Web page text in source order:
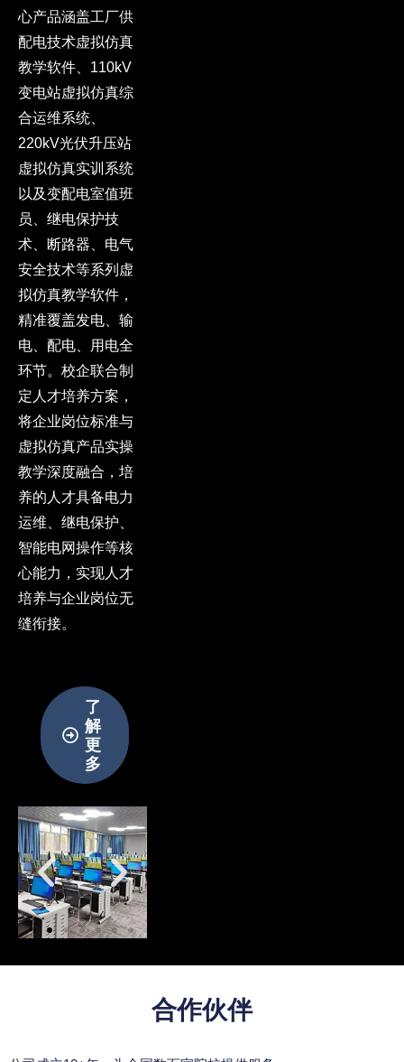
心产品涵盖工厂供
配电技术虚拟仿真
教学软件、110kV
变电站虚拟仿真综
合运维系统、
220kV光伏升压站
虚拟仿真实训系统
以及变配电室值班
员、继电保护技
术、断路器、电气
安全技术等系列虚
拟仿真教学软件，
精准覆盖发电、输
电、配电、用电全
环节。校企联合制
定人才培养方案，
将企业岗位标准与
虚拟仿真产品实操
教学深度融合，培
养的人才具备电力
运维、继电保护、
智能电网操作等核
心能力，实现人才
培养与企业岗位无
缝衔接。
了
解
更
多
合作伙伴